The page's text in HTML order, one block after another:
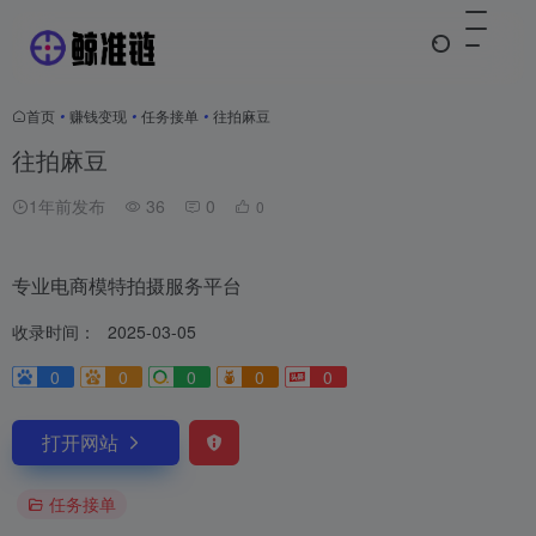
首页 • 赚钱变现 • 任务接单 • 往拍麻豆
往拍麻豆
1年前发布 36 0 0
专业电商模特拍摄服务平台
收录时间：
2025-03-05
0
0 0 0 0
打开网站
任务接单